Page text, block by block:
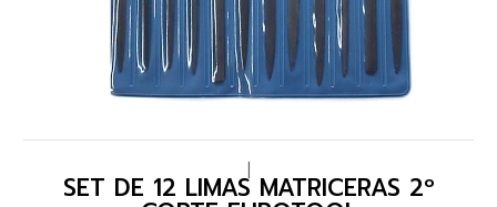
SET DE 12 LIMAS MATRICERAS 2º